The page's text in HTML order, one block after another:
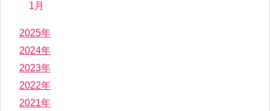
1月
2025年
2024年
2023年
2022年
2021年